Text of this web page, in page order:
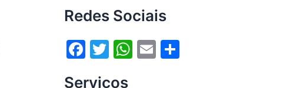
Redes Sociais
F
T
W E
Serviços